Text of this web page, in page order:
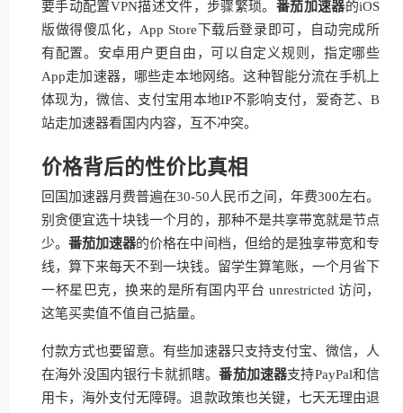
要手动配置VPN描述文件，步骤繁琐。 番茄加速器的iOS
版做得傻瓜化，App Store下载后登录即可，自动完成所
有配置。安卓用户更自由，可以自定义规则，指定哪些
App走加速器，哪些走本地网络。这种智能分流在手机上
体现为，微信、支付宝用本地IP不影响支付，爱奇艺、B
站走加速器看国内内容，互不冲突。
价格背后的性价比真相
回国加速器月费普遍在30-50人民币之间，年费300左右。
别贪便宜选十块钱一个月的，那种不是共享带宽就是节点
少。番茄加速器的价格在中间档，但给的是独享带宽和专
线，算下来每天不到一块钱。留学生算笔账，一个月省下
一杯星巴克，换来的是所有国内平台 unrestricted 访问，
这笔买卖值不值自己掂量。
付款方式也要留意。有些加速器只支持支付宝、微信，人
在海外没国内银行卡就抓瞎。番茄加速器支持PayPal和信
用卡，海外支付无障碍。退款政策也关键，七天无理由退